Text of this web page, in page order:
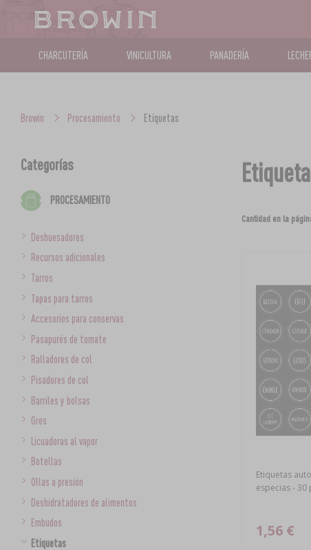
CHARCUTERÍA VINICULTURA PANADERÍA
Browin Procesamiento Etiquetas
Categorías
PROCESAMIENTO
Deshuesadores
Recursos adicionales
Tarros
Tapas para tarros
Accesorios para conservas
Pasapurés de tomate
Ralladores de col
Pisadores de col
Barriles y bolsas
Gres
Licuadoras al vapor
Botellas
Ollas a presión
Deshidratadores de alimentos
Embudos
Etiquetas
Cantidad en la
Etiquetas
especias - 30
1,56 €